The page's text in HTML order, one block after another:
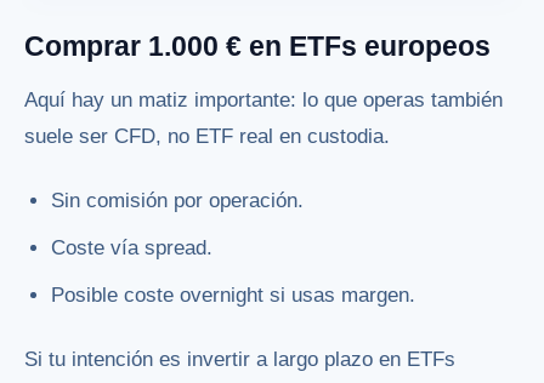
Comprar 1.000 € en ETFs europeos
Aquí hay un matiz importante: lo que operas también
suele ser CFD, no ETF real en custodia.
Sin comisión por operación.
Coste vía spread.
Posible coste overnight si usas margen.
Si tu intención es invertir a largo plazo en ETFs